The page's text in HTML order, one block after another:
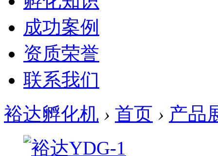
成功案例
资质荣誉
联系我们
裕达孵化机 › 首页 › 产品